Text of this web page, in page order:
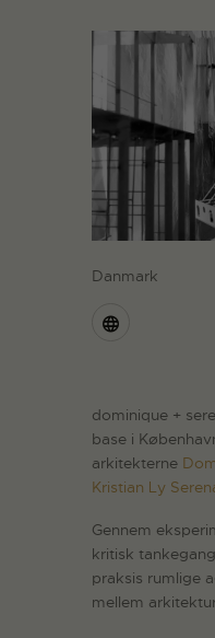
Danmark
dominique +
base i
arkitekterne
Kristian Ly
Gennem
kritisk
praksis rumlige
mellem